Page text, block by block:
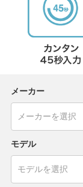
メーカー
モデル